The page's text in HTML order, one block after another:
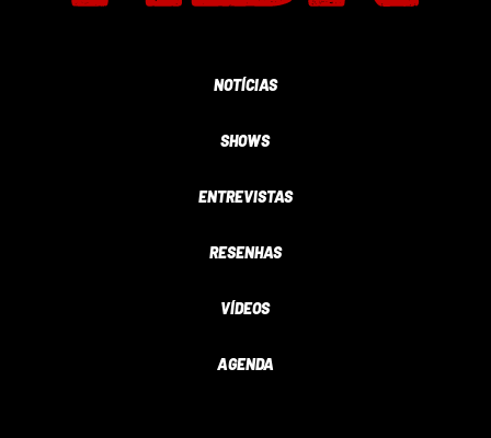
NOTÍCIAS
SHOWS
ENTREVISTAS
RESENHAS
VÍDEOS
AGENDA